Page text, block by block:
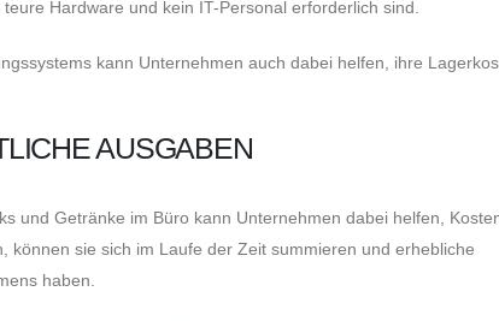
Hardware und kein IT-Personal erforderlich sind.
kann Unternehmen auch dabei helfen, ihre
AUSGABEN
und Getränke im Büro kann Unternehmen dabei helfen,
sie sich im Laufe der Zeit summieren und erhebliche
haben.